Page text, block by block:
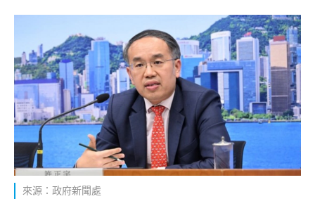
來源：政府新聞處